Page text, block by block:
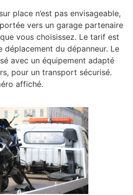
place n’est pas envisageable,
vers un garage partenaire
vous choisissez. Le tarif est
déplacement du dépanneur. Le
avec un équipement adapté
pour un transport sécurisé.
affiché.